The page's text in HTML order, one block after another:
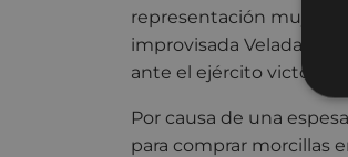
representación muy
improvisada Velada
ante el ejército
Por causa de una
para comprar morcillas